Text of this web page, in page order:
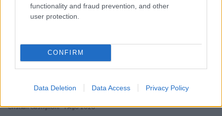
functionality and fraud prevention, and other
user protection.
CONFIRM
Data Deletion Data Access Privacy Policy
Cristian Castiglioni · 1 Ago 2026